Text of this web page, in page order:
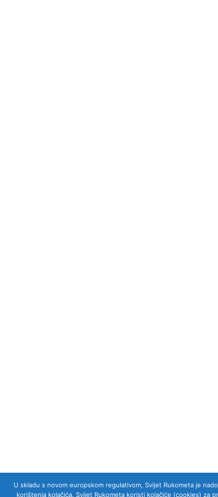
U skladu s novom europskom regulativom, Svijet Rukometa je
korištenja kolačića. Svijet Rukometa koristi kolačiće (cookies) za